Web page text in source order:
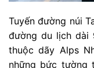
Tuyến đường núi
đường du lịch dài
thuộc dãy Alps
những bức tường